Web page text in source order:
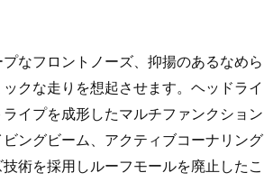
なフロントノーズ、抑揚のあるなめら
クな走りを想起させます。ヘッドライ
イプを成形したマルチファンクション
ングビーム、アクティブコーナリング
術を採用しルーフモールを廃止したこ